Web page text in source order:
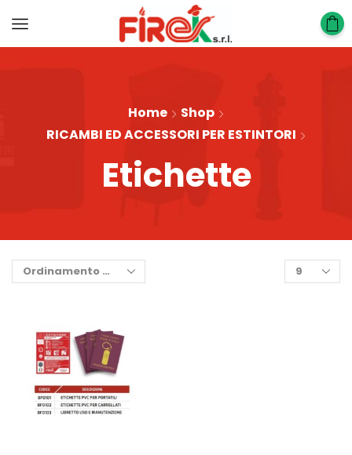
Home
Shop
RICAMBI ED ACCESSORI PER ESTINTORI
Etichette